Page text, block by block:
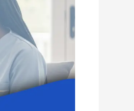
في
القاهرة
والجيزة
برايت
هاوس